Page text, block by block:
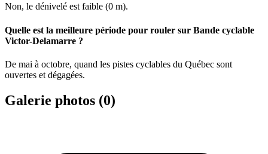
Non, le dénivelé est faible (0 m).
Quelle est la meilleure période pour rouler sur Bande cyclable
Victor-Delamarre ?
De mai à octobre, quand les pistes cyclables du Québec sont
ouvertes et dégagées.
Galerie photos (0)